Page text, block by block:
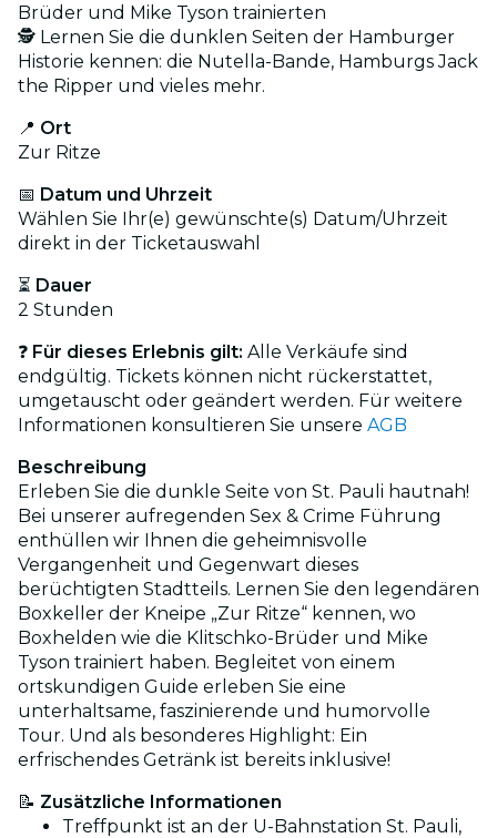
Brüder und Mike Tyson trainierten
🕵️ Lernen Sie die dunklen Seiten der Hamburger
Historie kennen: die Nutella-Bande, Hamburgs Jack
the Ripper und vieles mehr.
📍 Ort
Zur Ritze
📅 Datum und Uhrzeit
Wählen Sie Ihr(e) gewünschte(s) Datum/Uhrzeit
direkt in der Ticketauswahl
⏳ Dauer
2 Stunden
❓ Für dieses Erlebnis gilt: Alle Verkäufe sind
endgültig. Tickets können nicht rückerstattet,
umgetauscht oder geändert werden. Für weitere
Informationen konsultieren Sie unsere AGB
Beschreibung
Erleben Sie die dunkle Seite von St. Pauli hautnah!
Bei unserer aufregenden Sex & Crime Führung
enthüllen wir Ihnen die geheimnisvolle
Vergangenheit und Gegenwart dieses
berüchtigten Stadtteils. Lernen Sie den legendären
Boxkeller der Kneipe „Zur Ritze“ kennen, wo
Boxhelden wie die Klitschko-Brüder und Mike
Tyson trainiert haben. Begleitet von einem
ortskundigen Guide erleben Sie eine
unterhaltsame, faszinierende und humorvolle
Tour. Und als besonderes Highlight: Ein
erfrischendes Getränk ist bereits inklusive!
📝 Zusätzliche Informationen
Treffpunkt ist an der U-Bahnstation St. Pauli,